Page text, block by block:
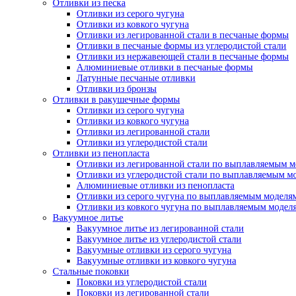
Отливки из песка
Отливки из серого чугуна
Отливки из ковкого чугуна
Отливки из легированной стали в песчаные формы
Отливки в песчаные формы из углеродистой стали
Отливки из нержавеющей стали в песчаные формы
Алюминиевые отливки в песчаные формы
Латунные песчаные отливки
Отливки из бронзы
Отливки в ракушечные формы
Отливки из серого чугуна
Отливки из ковкого чугуна
Отливки из легированной стали
Отливки из углеродистой стали
Отливки из пенопласта
Отливки из легированной стали по выплавляемым
Отливки из углеродистой стали по выплавляемым
Алюминиевые отливки из пенопласта
Отливки из серого чугуна по выплавляемым
Отливки из ковкого чугуна по выплавляемым
Вакуумное литье
Вакуумное литье из легированной стали
Вакуумное литье из углеродистой стали
Вакуумные отливки из серого чугуна
Вакуумные отливки из ковкого чугуна
Стальные поковки
Поковки из углеродистой стали
Поковки из легированной стали